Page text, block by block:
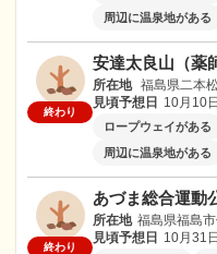
周辺に温泉地がある
終わり
安達太良山（薬
所在地 福島県二本
見頃予想日
10月10日
ロープウェイがある
周辺に温泉地がある
終わり
あづま総合運動
所在地 福島県福島
見頃予想日
10月31日